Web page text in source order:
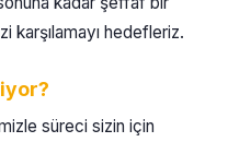
karşılamayı hedefleriz.
süreci sizin için